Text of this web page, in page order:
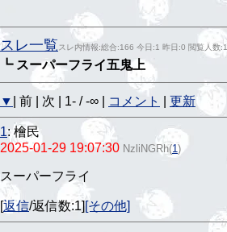
スレ一覧 スレ内情報:総合:166 今日:1 昨日:0 閲覧人数:1
┗ スーパーフライ五鬼上
▼ | 前 | 次 | 1- / -∞ | コメント 更新
1:檜民
2025-01-29 19:07:30 NzliNGRh(1)
スーパーフライ
[返信/返信数:1] [その他]